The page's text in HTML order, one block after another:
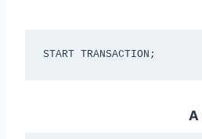
START TRANSACTION;